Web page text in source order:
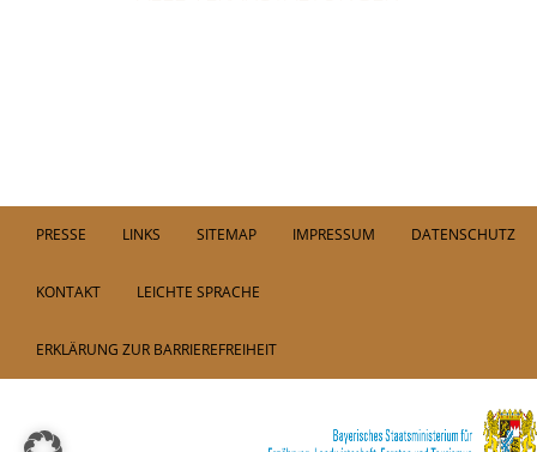
PRESSE LINKS SITEMAP IMPRESSUM DATENSCHUTZ
KONTAKT LEICHTE SPRACHE
ERKLÄRUNG ZUR BARRIEREFREIHEIT